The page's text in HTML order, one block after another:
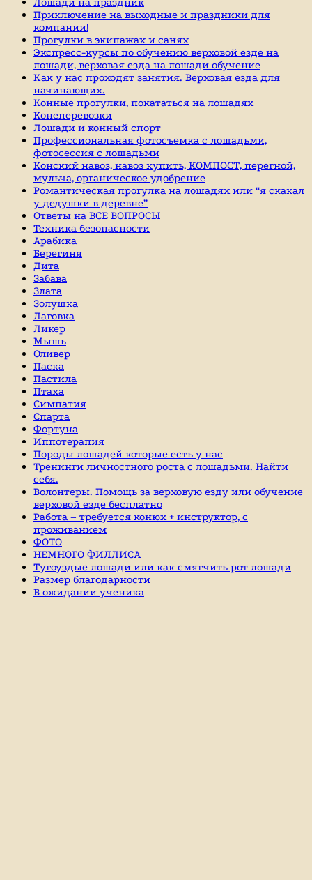
Приключение на выходные и праздники для
компании!
Прогулки в экипажах и санях
Экспресс-курсы по обучению верховой езде на
лошади, верховая езда на лошади обучение
Как у нас проходят занятия. Верховая езда для
начинающих.
Конные прогулки, покататься на лошадях
Конеперевозки
Лошади и конный спорт
Профессиональная фотосъемка с лошадьми,
фотосессия с лошадьми
Конский навоз, навоз купить, КОМПОСТ, перегной,
мульча, органическое удобрение
Романтическая прогулка на лошадях или “я скакал
у дедушки в деревне”
Ответы на ВСЕ ВОПРОСЫ
Техника безопасности
Арабика
Берегиня
Дита
Забава
Злата
Золушка
Лаговка
Ликер
Мышь
Оливер
Паска
Пастила
Птаха
Симпатия
Спарта
Фортуна
Иппотерапия
Породы лошадей которые есть у нас
Тренинги личностного роста с лошадьми. Найти
себя.
Волонтеры. Помощь за верховую езду или обучение
верховой езде бесплатно
Работа – требуется конюх + инструктор, с
проживанием
ФОТО
НЕМНОГО ФИЛЛИСА
Тугоуздые лошади или как смягчить рот лошади
Размер благодарности
В ожидании ученика